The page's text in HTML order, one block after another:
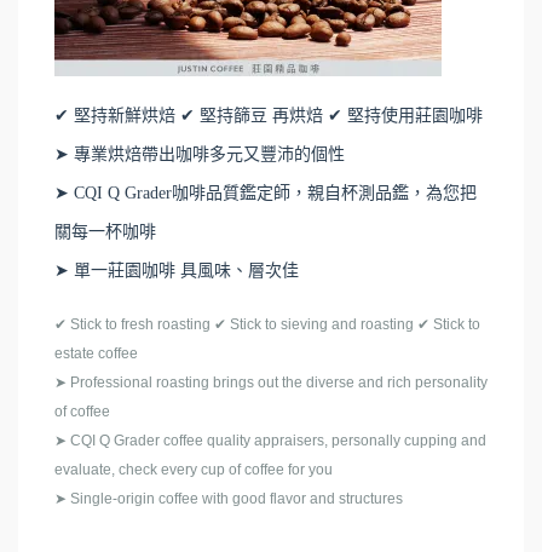
✔ 堅持新鮮烘焙 ✔ 堅持篩豆 再烘焙 ✔ 堅持使用莊園咖啡
➤ 專業烘焙帶出咖啡多元又豐沛的個性
➤ CQI Q Grader咖啡品質鑑定師，親自杯測品鑑，為您把
關每一杯咖啡
➤ 單一莊園咖啡 具風味、層次佳
✔ Stick to fresh roasting ✔ Stick to sieving and roasting ✔ Stick to
estate coffee
➤ Professional roasting brings out the diverse and rich personality
of coffee
➤ CQI Q Grader coffee quality appraisers, personally cupping and
evaluate, check every cup of coffee for you
➤ Single-origin coffee with good flavor and structures